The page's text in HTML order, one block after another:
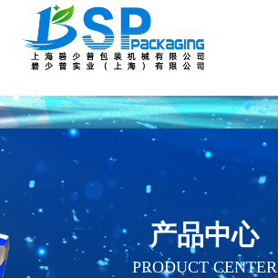
产品中心
PRODUCT CENTER